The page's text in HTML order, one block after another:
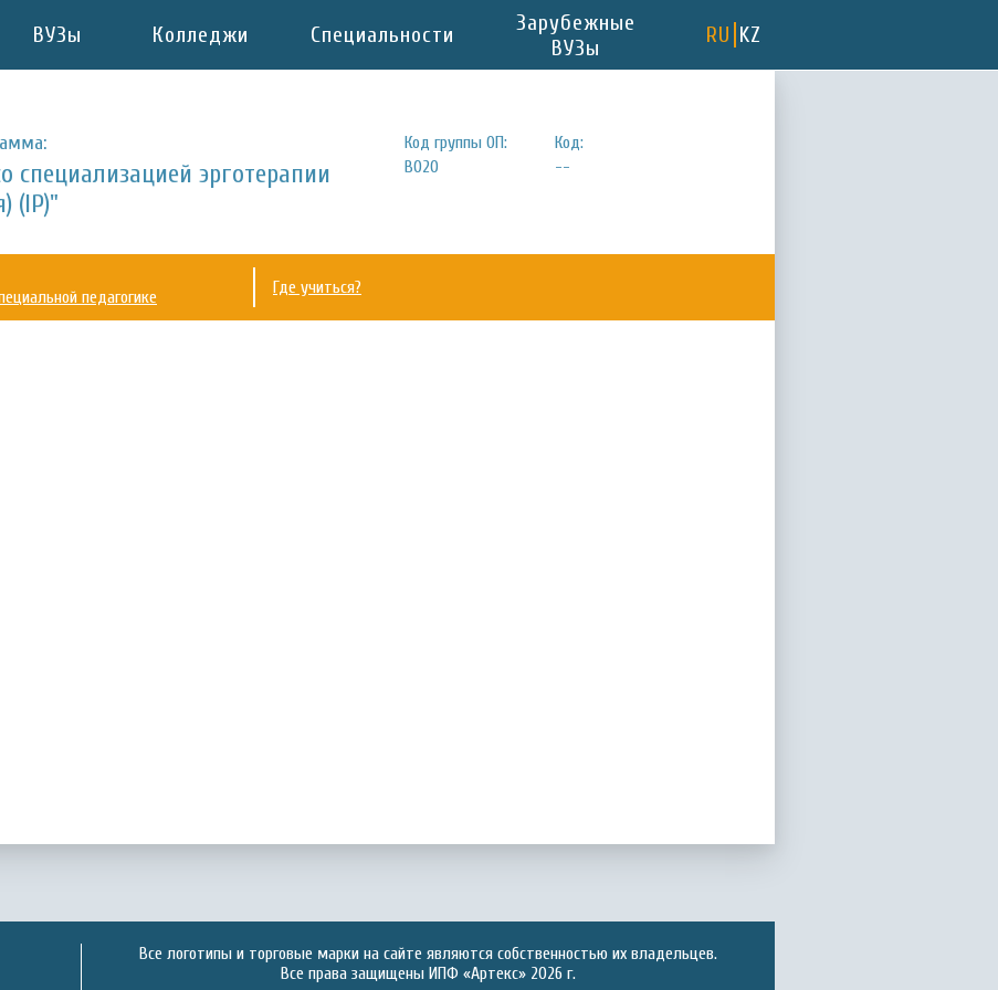
ВУЗы Колледжи Специальности
Зарубежные
ВУЗы
RU KZ
специализацией эрготерапии
(IP)"
Код группы ОП:
В020
Код:
--
педагогике
Где учиться?
Все логотипы и торговые марки на сайте являются собственностью их владельцев.
Все права защищены ИПФ «Артекс» 2026 г.